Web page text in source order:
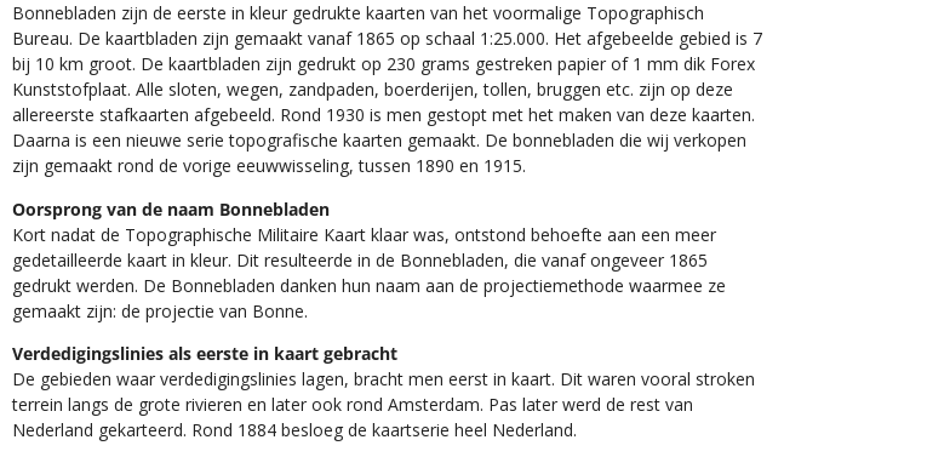
Bonnebladen zijn de eerste in kleur gedrukte kaarten van het voormalige Topographisch
Bureau. De kaartbladen zijn gemaakt vanaf 1865 op schaal 1:25.000. Het afgebeelde gebied is 7
bij 10 km groot. De kaartbladen zijn gedrukt op 230 grams gestreken papier of 1 mm dik Forex
Kunststofplaat. Alle sloten, wegen, zandpaden, boerderijen, tollen, bruggen etc. zijn op deze
allereerste stafkaarten afgebeeld. Rond 1930 is men gestopt met het maken van deze kaarten.
Daarna is een nieuwe serie topografische kaarten gemaakt. De bonnebladen die wij verkopen
zijn gemaakt rond de vorige eeuwwisseling, tussen 1890 en 1915.
Oorsprong van de naam Bonnebladen
Kort nadat de Topographische Militaire Kaart klaar was, ontstond behoefte aan een meer
gedetailleerde kaart in kleur. Dit resulteerde in de Bonnebladen, die vanaf ongeveer 1865
gedrukt werden. De Bonnebladen danken hun naam aan de projectiemethode waarmee ze
gemaakt zijn: de projectie van Bonne.
Verdedigingslinies als eerste in kaart gebracht
De gebieden waar verdedigingslinies lagen, bracht men eerst in kaart. Dit waren vooral stroken
terrein langs de grote rivieren en later ook rond Amsterdam. Pas later werd de rest van
Nederland gekarteerd. Rond 1884 besloeg de kaartserie heel Nederland.